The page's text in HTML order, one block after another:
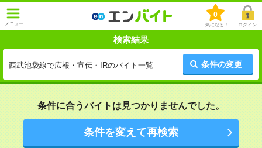
メニュー
0
気になる！ ログイン
検索結果
西武池袋線で広報・宣伝・IRのバイト一覧 条件の変更
条件に合うバイトは見つかりませんでした。
条件を変えて再検索